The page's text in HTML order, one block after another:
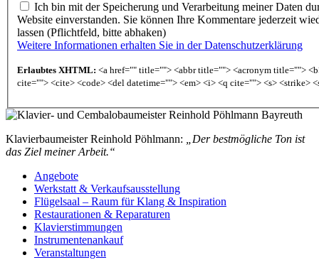
Ich bin mit der Speicherung und Verarbeitung meiner Daten
Website einverstanden. Sie können Ihre Kommentare jederzeit
lassen (Pflichtfeld, bitte abhaken)
Weitere Informationen erhalten Sie in der Datenschutzerklärung
Erlaubtes XHTML: <a href="" title=""> <abbr title=""> <acronym title="">
cite=""> <cite> <code> <del datetime=""> <em> <i> <q cite=""> <s> <strike>
Klavierbaumeister Reinhold Pöhlmann:
„Der bestmögliche Ton ist
das Ziel meiner Arbeit.“
Angebote
Werkstatt & Verkaufsausstellung
Flügelsaal – Raum für Klang & Inspiration
Restaurationen & Reparaturen
Klavierstimmungen
Instrumentenankauf
Veranstaltungen